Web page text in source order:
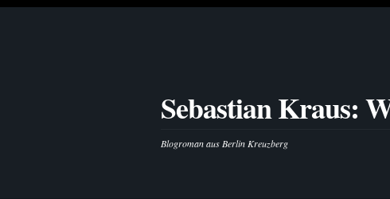
Sebastian Kraus:
Blogroman aus Berlin Kreuzberg